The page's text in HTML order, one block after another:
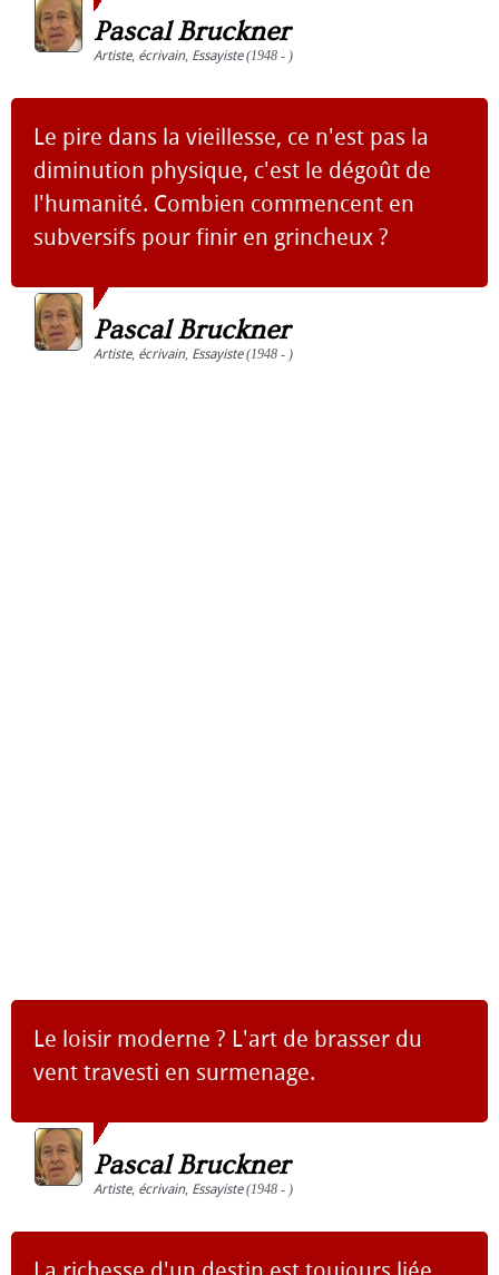
Pascal Bruckner
Artiste, écrivain, Essayiste(1948 - )
Le pire dans la vieillesse, ce n'est pas la
diminution physique, c'est le dégoût de
l'humanité. Combien commencent en
subversifs pour finir en grincheux ?
Pascal Bruckner
Artiste, écrivain, Essayiste(1948 - )
Le loisir moderne ? L'art de brasser du
vent travesti en surmenage.
Pascal Bruckner
Artiste, écrivain, Essayiste(1948 - )